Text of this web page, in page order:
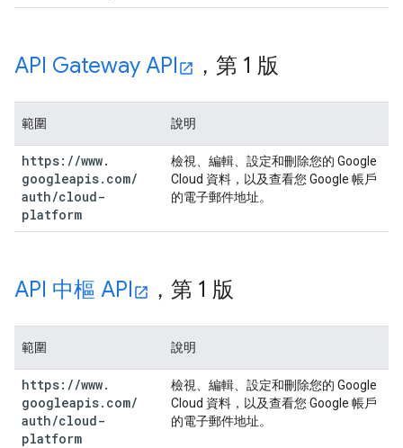
API Gateway API ，第 1 版
範圍 說明
https: //www.
googleapis. com/
auth/cloud-
platform
檢視、編輯、設定和刪除您的 Google
Cloud 資料，以及查看您 Google 帳戶
的電子郵件地址。
API 中樞 API ，第 1 版
範圍 說明
https: //www.
googleapis. com/
auth/cloud-
platform
檢視、編輯、設定和刪除您的 Google
Cloud 資料，以及查看您 Google 帳戶
的電子郵件地址。